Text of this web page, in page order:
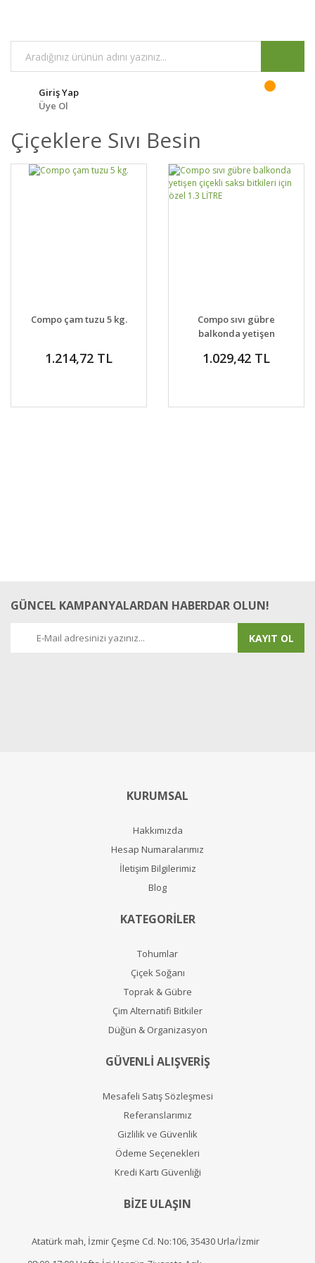
Giriş Yap
Üye Ol
Çiçeklere Sıvı Besin
DETAYLAR
VER
Compo çam tuzu 5 kg.
1.214,72 TL
DETAYLAR
VER
Compo sıvı gübre
balkonda yetişen
için özel 1.3 LİTRE
1.029,42 TL
GÜNCEL KAMPANYALARDAN HABERDAR OLUN!
KAYIT OL
KURUMSAL
Hakkımızda
Hesap Numaralarımız
İletişim Bilgilerimiz
Blog
KATEGORİLER
Tohumlar
Çiçek Soğanı
Toprak & Gübre
Çim Alternatifi Bitkiler
Düğün & Organizasyon
GÜVENLİ ALIŞVERİŞ
Mesafeli Satış Sözleşmesi
Referanslarımız
Gizlilik ve Güvenlik
Ödeme Seçenekleri
Kredi Kartı Güvenliği
BİZE ULAŞIN
Atatürk mah, İzmir Çeşme Cd. No:106, 35430 Urla/İzmir